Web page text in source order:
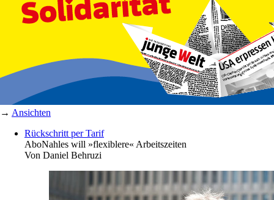
→ Ansichten
Rückschritt per Tarif
AboNahles will »flexiblere« Arbeitszeiten
Von Daniel Behruzi